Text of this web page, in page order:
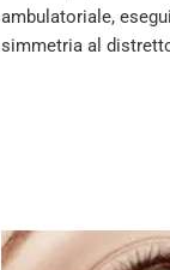
ambulatoriale,
simmetria al